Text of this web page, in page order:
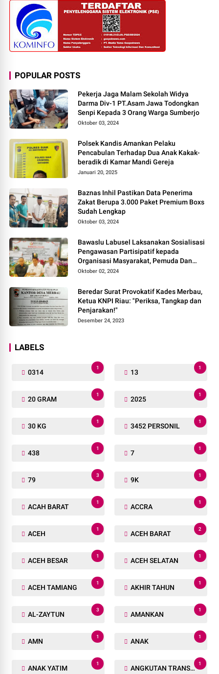
POPULAR POSTS
Pekerja Jaga Malam Sekolah Widya
Darma Div-1 PT.Asam Jawa Todongkan
Senpi Kepada 3 Orang Warga Sumberjo
Oktober 03, 2024
Polsek Kandis Amankan Pelaku
Pencabulan Terhadap Dua Anak Kakak-
beradik di Kamar Mandi Gereja
Januari 20, 2025
Baznas Inhil Pastikan Data Penerima
Zakat Berupa 3.000 Paket Premium Boxs
Sudah Lengkap
Oktober 03, 2024
Bawaslu Labusel Laksanakan Sosialisasi
Pengawasan Partisipatif kepada
Organisasi Masyarakat, Pemuda Dan
Agama Pada pilkada Serentak 2024
Oktober 02, 2024
Beredar Surat Provokatif Kades Merbau,
Ketua KNPI Riau: "Periksa, Tangkap dan
Penjarakan!"
Desember 24, 2023
LABELS
0314
1
13
1
20 GRAM
1
2025
1
30 KG
1
3452 PERSONIL
1
438
1
7
1
79
3
9K
1
ACAH BARAT
1
ACCRA
1
ACEH
1
ACEH BARAT
2
ACEH BESAR
1
ACEH SELATAN
1
ACEH TAMIANG
1
AKHIR TAHUN
1
AL-ZAYTUN
3
AMANKAN
1
AMN
1
ANAK
1
ANAK YATIM
1
ANGKUTAN TRANSPORTASI
1